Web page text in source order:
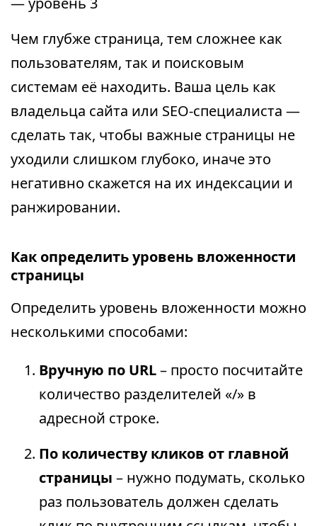
Чем глубже страница, тем сложнее как
пользователям, так и поисковым
системам её находить. Ваша цель как
владельца сайта или SEO-специалиста —
сделать так, чтобы важные страницы не
уходили слишком глубоко, иначе это
негативно скажется на их индексации и
ранжировании.
Как определить уровень вложенности
страницы
Определить уровень вложенности можно
несколькими способами:
Вручную по URL– просто посчитайте
количество разделителей «/» в
адресной строке.
По количеству кликов от главной
страницы – нужно подумать, сколько
раз пользователь должен сделать